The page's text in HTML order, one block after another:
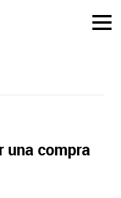
una compra